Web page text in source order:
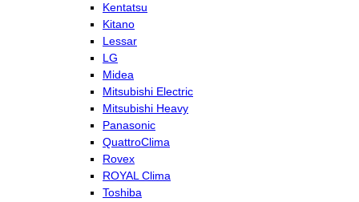
Kentatsu
Kitano
Lessar
LG
Midea
Mitsubishi Electric
Mitsubishi Heavy
Panasonic
QuattroClima
Rovex
ROYAL Clima
Toshiba